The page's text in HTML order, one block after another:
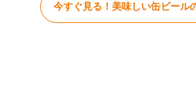
今すぐ見る！美味しい缶ビール